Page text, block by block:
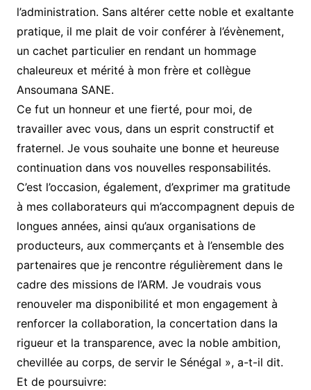
l’administration. Sans altérer cette noble et exaltante
pratique, il me plait de voir conférer à l’évènement,
un cachet particulier en rendant un hommage
chaleureux et mérité à mon frère et collègue
Ansoumana SANE.
Ce fut un honneur et une fierté, pour moi, de
travailler avec vous, dans un esprit constructif et
fraternel. Je vous souhaite une bonne et heureuse
continuation dans vos nouvelles responsabilités.
C’est l’occasion, également, d’exprimer ma gratitude
à mes collaborateurs qui m’accompagnent depuis de
longues années, ainsi qu’aux organisations de
producteurs, aux commerçants et à l’ensemble des
partenaires que je rencontre régulièrement dans le
cadre des missions de l’ARM. Je voudrais vous
renouveler ma disponibilité et mon engagement à
renforcer la collaboration, la concertation dans la
rigueur et la transparence, avec la noble ambition,
chevillée au corps, de servir le Sénégal », a-t-il dit.
Et de poursuivre: